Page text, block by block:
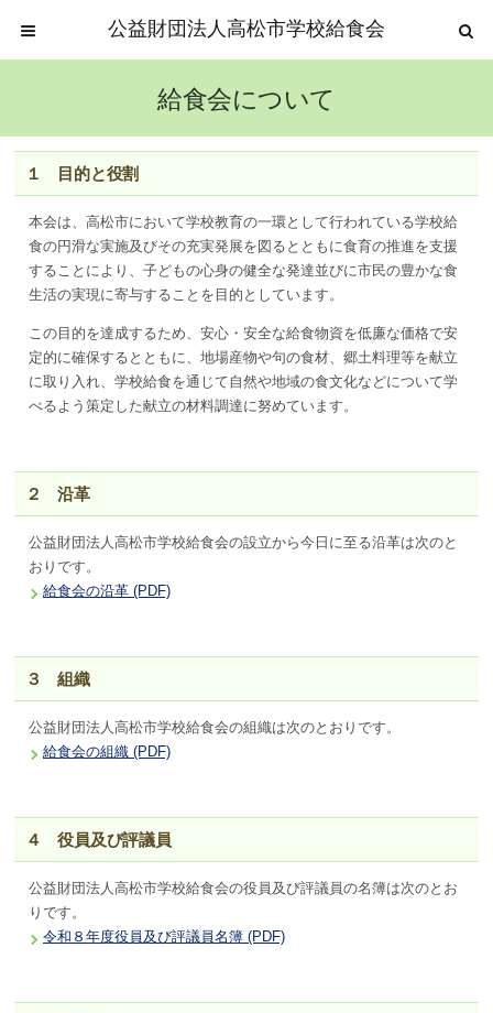
公益財団法人高松市学校給食会
給食会について
１ 目的と役割
本会は、高松市において学校教育の一環として行われている学校給
食の円滑な実施及びその充実発展を図るとともに食育の推進を支援
することにより、子どもの心身の健全な発達並びに市民の豊かな食
生活の実現に寄与することを目的としています。
この目的を達成するため、安心・安全な給食物資を低廉な価格で安
定的に確保するとともに、地場産物や句の食材、郷土料理等を献立
に取り入れ、学校給食を通じて自然や地域の食文化などについて学
べるよう策定した献立の材料調達に努めています。
２ 沿革
公益財団法人高松市学校給食会の設立から今日に至る沿革は次のと
おりです。
給食会の沿革 (PDF)
３ 組織
公益財団法人高松市学校給食会の組織は次のとおりです。
給食会の組織 (PDF)
４ 役員及び評議員
公益財団法人高松市学校給食会の役員及び評議員の名簿は次のとお
りです。
令和８年度役員及び評議員名簿 (PDF)